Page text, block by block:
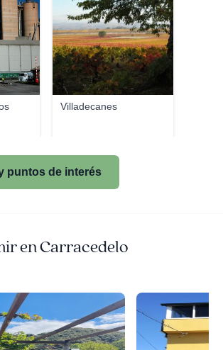
Villadecanes
puntos de interés
en Carracedelo